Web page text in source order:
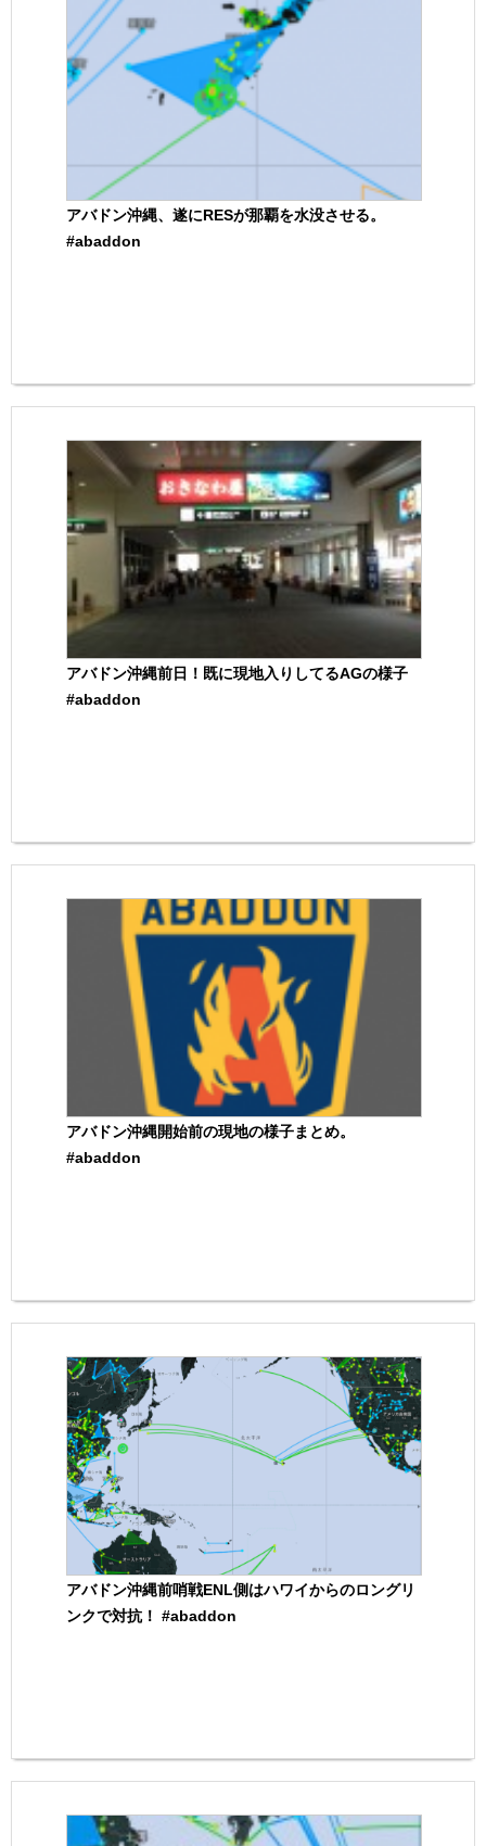
アバドン沖縄、遂にRESが那覇を水没させる。
#abaddon
アバドン沖縄前日！既に現地入りしてるAGの様子
#abaddon
アバドン沖縄開始前の現地の様子まとめ。
#abaddon
アバドン沖縄前哨戦ENL側はハワイからのロングリ
ンクで対抗！ #abaddon